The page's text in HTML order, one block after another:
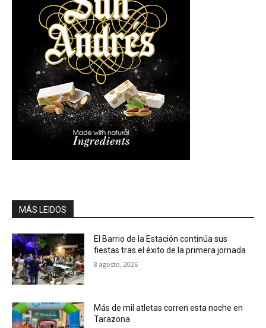
MÁS LEIDOS
El Barrio de la Estación continúa sus
fiestas tras el éxito de la primera jornada
8 agosto, 2026
Más de mil atletas corren esta noche en
Tarazona